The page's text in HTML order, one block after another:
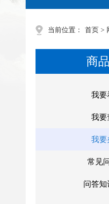
当前位置： 首页 >
商
我要
我要
我要
常见
问答知